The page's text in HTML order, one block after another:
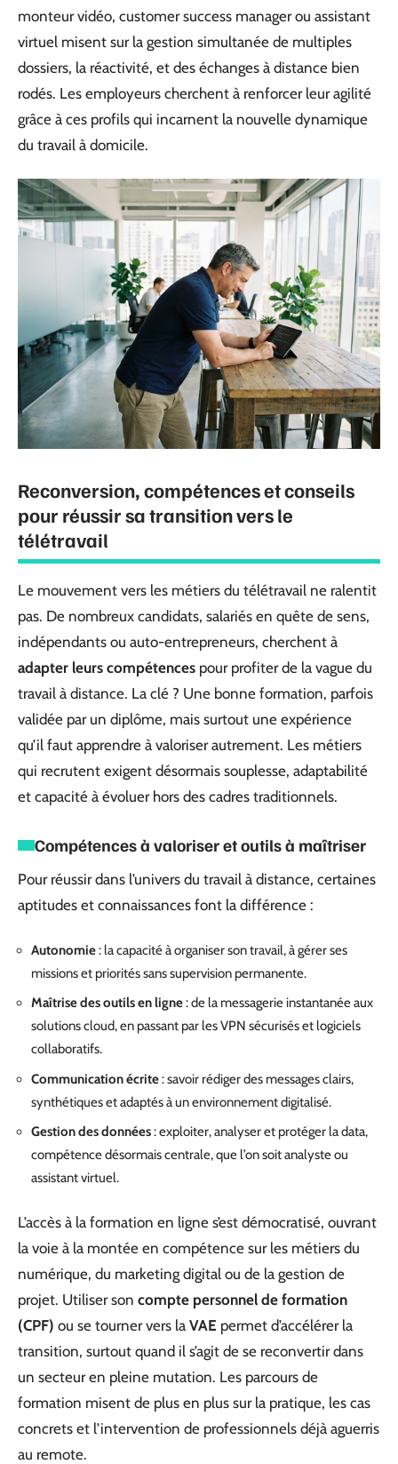
monteur vidéo, customer success manager ou assistant
virtuel misent sur la gestion simultanée de multiples
dossiers, la réactivité, et des échanges à distance bien
rodés. Les employeurs cherchent à renforcer leur agilité
grâce à ces profils qui incarnent la nouvelle dynamique
du travail à domicile.
Reconversion, compétences et conseils
pour réussir sa transition vers le
télétravail
Le mouvement vers les métiers du télétravail ne ralentit
pas. De nombreux candidats, salariés en quête de sens,
indépendants ou auto-entrepreneurs, cherchent à
adapter leurs compétences pour profiter de la vague du
travail à distance. La clé ? Une bonne formation, parfois
validée par un diplôme, mais surtout une expérience
qu’il faut apprendre à valoriser autrement. Les métiers
qui recrutent exigent désormais souplesse, adaptabilité
et capacité à évoluer hors des cadres traditionnels.
Compétences à valoriser et outils à maîtriser
Pour réussir dans l’univers du travail à distance, certaines
aptitudes et connaissances font la différence :
Autonomie: la capacité à organiser son travail, à gérer ses
missions et priorités sans supervision permanente.
Maîtrise des outils en ligne: de la messagerie instantanée aux
solutions cloud, en passant par les VPN sécurisés et logiciels
collaboratifs.
Communication écrite: savoir rédiger des messages clairs,
synthétiques et adaptés à un environnement digitalisé.
Gestion des données: exploiter, analyser et protéger la data,
compétence désormais centrale, que l’on soit analyste ou
assistant virtuel.
L’accès à la formation en ligne s’est démocratisé, ouvrant
la voie à la montée en compétence sur les métiers du
numérique, du marketing digital ou de la gestion de
projet. Utiliser son compte personnel de formation
(CPF) ou se tourner vers la VAE permet d’accélérer la
transition, surtout quand il s’agit de se reconvertir dans
un secteur en pleine mutation. Les parcours de
formation misent de plus en plus sur la pratique, les cas
concrets et l’intervention de professionnels déjà aguerris
au remote.